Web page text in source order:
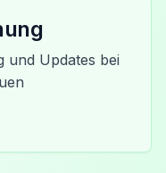
und Updates bei